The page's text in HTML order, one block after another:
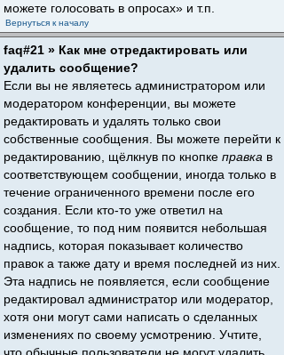
можете голосовать в опросах» и т.п.
Вернуться к началу
faq#21 » Как мне отредактировать или
удалить сообщение?
Если вы не являетесь администратором или
модератором конференции, вы можете
редактировать и удалять только свои
собственные сообщения. Вы можете перейти к
редактированию, щёлкнув по кнопке правка в
соответствующем сообщении, иногда только в
течение ограниченного времени после его
создания. Если кто-то уже ответил на
сообщение, то под ним появится небольшая
надпись, которая показывает количество
правок а также дату и время последней из них.
Эта надпись не появляется, если сообщение
редактировал администратор или модератор,
хотя они могут сами написать о сделанных
изменениях по своему усмотрению. Учтите,